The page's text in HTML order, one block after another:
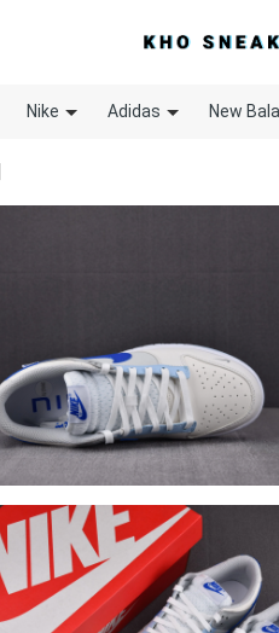
Nike Adidas New